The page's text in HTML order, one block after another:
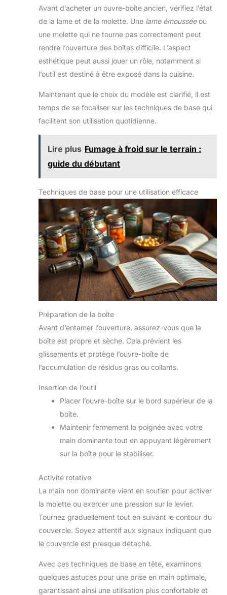
Avant d’acheter un ouvre-boîte ancien, vérifiez l’état
de la lame et de la molette. Une lame émousséeou
une molette qui ne tourne pas correctement peut
rendre l’ouverture des boîtes difficile. L’aspect
esthétique peut aussi jouer un rôle, notamment si
l’outil est destiné à être exposé dans la cuisine.
Maintenant que le choix du modèle est clarifié, il est
temps de se focaliser sur les techniques de base qui
facilitent son utilisation quotidienne.
Lire plus Fumage à froid sur le terrain :
guide du débutant
Techniques de base pour une utilisation efficace
Préparation de la boîte
Avant d’entamer l’ouverture, assurez-vous que la
boîte est propre et sèche. Cela prévient les
glissements et protège l’ouvre-boîte de
l’accumulation de résidus gras ou collants.
Insertion de l’outil
Placer l’ouvre-boîte sur le bord supérieur de la
boîte.
Maintenir fermement la poignée avec votre
main dominante tout en appuyant légèrement
sur la boîte pour le stabiliser.
Activité rotative
La main non dominante vient en soutien pour activer
la molette ou exercer une pression sur le levier.
Tournez graduellement tout en suivant le contour du
couvercle. Soyez attentif aux signaux indiquant que
le couvercle est presque détaché.
Avec ces techniques de base en tête, examinons
quelques astuces pour une prise en main optimale,
garantissant ainsi une utilisation plus confortable et